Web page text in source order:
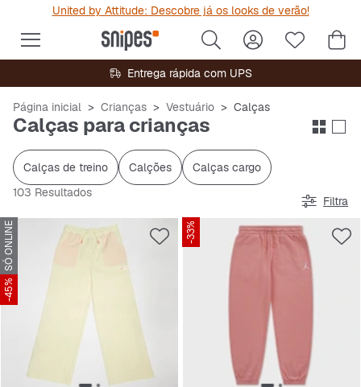
United by Attitude: Descobre já os looks de verão!
Entrega rápida com UPS
Página inicial Crianças Vestuário Calças
Calças para crianças
Calças de treino Calções
Calças cargo
103 Resultados
Filtra
SÓ ONLINE
-45%
-33%